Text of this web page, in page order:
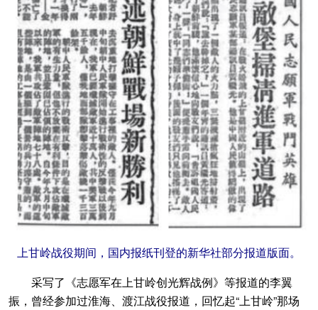
上甘岭战役期间，国内报纸刊登的新华社部分报道版面。
采写了《志愿军在上甘岭创光辉战例》等报道的李翼
振，曾经参加过淮海、渡江战役报道，回忆起“上甘岭”那场